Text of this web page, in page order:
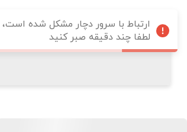
ارتباط با سرور دچار مشکل شده است،
لطفا چند دقیقه صبر کنید